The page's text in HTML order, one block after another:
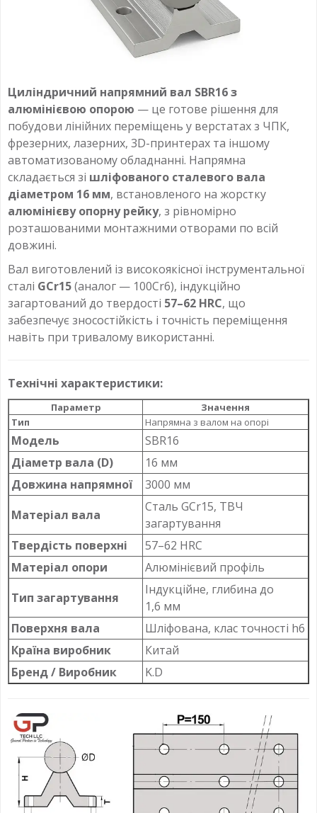
Циліндричний напрямний вал SBR16 з
алюмінієвою опорою — це готове рішення для
побудови лінійних переміщень у верстатах з ЧПК,
фрезерних, лазерних, 3D-принтерах та іншому
автоматизованому обладнанні. Напрямна
складається зі шліфованого сталевого вала
діаметром 16 мм, встановленого на жорстку
алюмінієву опорну рейку, з рівномірно
розташованими монтажними отворами по всій
довжині.
Вал виготовлений із високоякісної інструментальної
сталі GCr15(аналог — 100Cr6), індукційно
загартований до твердості 57–62 HRC, що
забезпечує зносостійкість і точність переміщення
навіть при тривалому використанні.
Технічні характеристики:
Параметр
Значення
Тип
Напрямна з валом на опорі
Модель
SBR16
Діаметр вала (D)
16 мм
Довжина напрямної
3000 мм
Матеріал вала
Сталь GCr15, ТВЧ
загартування
Твердість поверхні
57–62 HRC
Матеріал опори
Алюмінієвий профіль
Тип загартування
Індукційне, глибина до
1,6 мм
Поверхня вала
Шліфована, клас точності h6
Країна виробник
Китай
Бренд / Виробник
K.D